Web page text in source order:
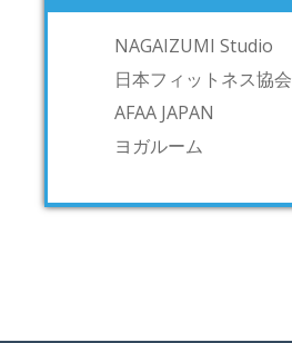
NAGAIZUMI Studio
日本フィットネス協会
AFAA JAPAN
ヨガルーム